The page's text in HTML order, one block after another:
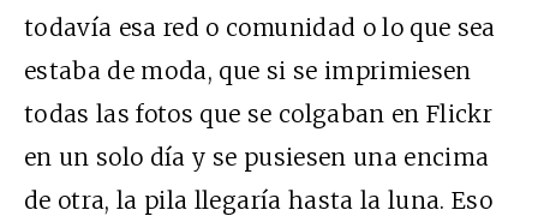
todavía esa red o comunidad o lo que sea
estaba de moda, que si se imprimiesen
todas las fotos que se colgaban en Flickr
en un solo día y se pusiesen una encima
de otra, la pila llegaría hasta la luna. Eso